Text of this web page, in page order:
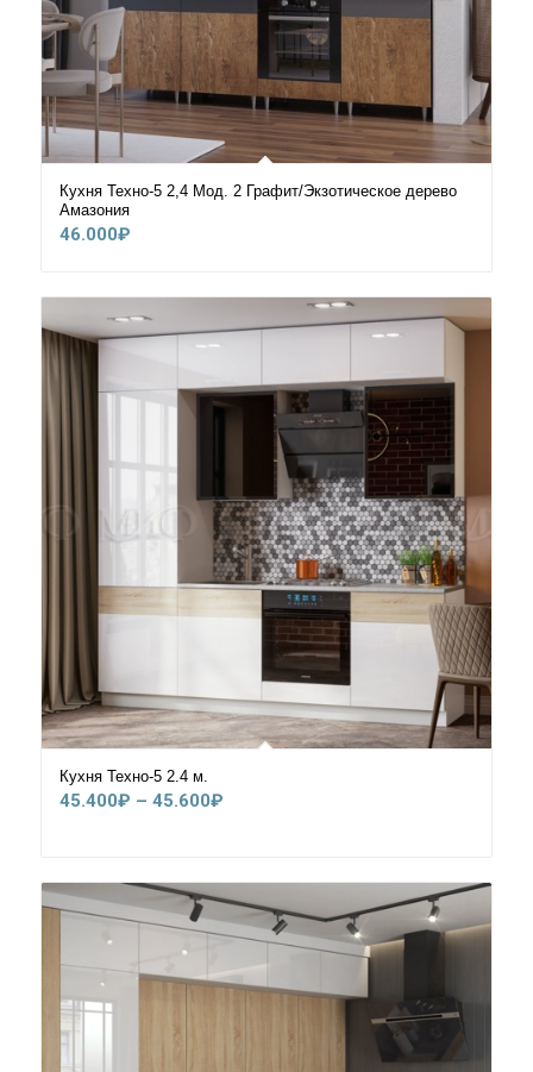
Кухня Техно-5 2,4 Мод. 2 Графит/Экзотическое дерево
Амазония
46.000₽
Кухня Техно-5 2.4 м.
45.400₽ – 45.600₽Диапазон
–
45.600₽